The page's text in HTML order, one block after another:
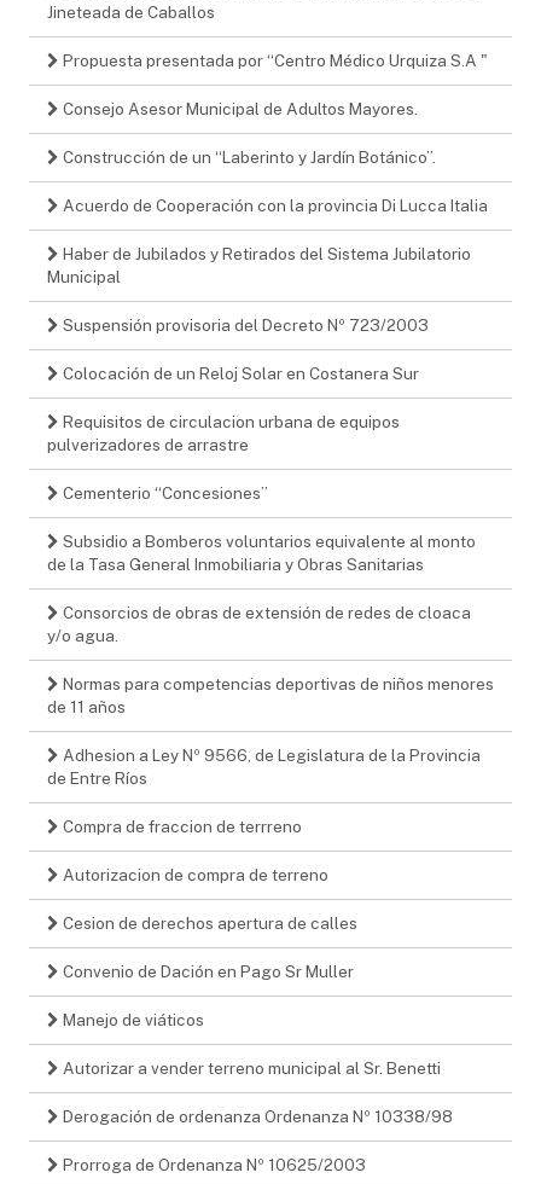
Jineteada de Caballos
Propuesta presentada por “Centro Médico Urquiza S.A "
Consejo Asesor Municipal de Adultos Mayores.
Construcción de un “Laberinto y Jardín Botánico”.
Acuerdo de Cooperación con la provincia Di Lucca Italia
Haber de Jubilados y Retirados del Sistema Jubilatorio
Municipal
Suspensión provisoria del Decreto Nº 723/2003
Colocación de un Reloj Solar en Costanera Sur
Requisitos de circulacion urbana de equipos
pulverizadores de arrastre
Cementerio “Concesiones”
Subsidio a Bomberos voluntarios equivalente al monto
de la Tasa General Inmobiliaria y Obras Sanitarias
Consorcios de obras de extensión de redes de cloaca
y/o agua.
Normas para competencias deportivas de niños menores
de 11 años
Adhesion a Ley Nº 9566, de Legislatura de la Provincia
de Entre Ríos
Compra de fraccion de terrreno
Autorizacion de compra de terreno
Cesion de derechos apertura de calles
Convenio de Dación en Pago Sr Muller
Manejo de viáticos
Autorizar a vender terreno municipal al Sr. Benetti
Derogación de ordenanza Ordenanza Nº 10338/98
Prorroga de Ordenanza Nº 10625/2003